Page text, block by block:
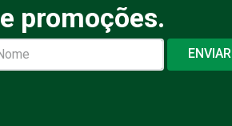
promoções.
ENVIAR